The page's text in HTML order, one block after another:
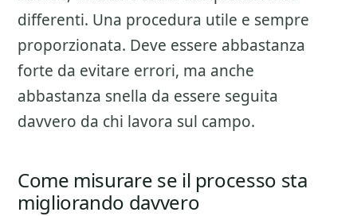
differenti. Una procedura utile e sempre
proporzionata. Deve essere abbastanza
forte da evitare errori, ma anche
abbastanza snella da essere seguita
davvero da chi lavora sul campo.
Come misurare se il processo sta
migliorando davvero